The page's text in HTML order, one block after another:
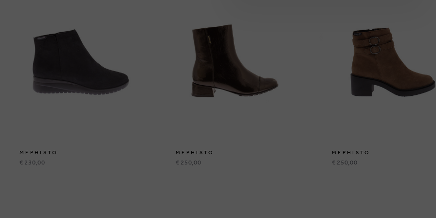
MEPHISTO
€ 230,00
MEPHISTO
€ 250,00
MEPHISTO
€ 250,00